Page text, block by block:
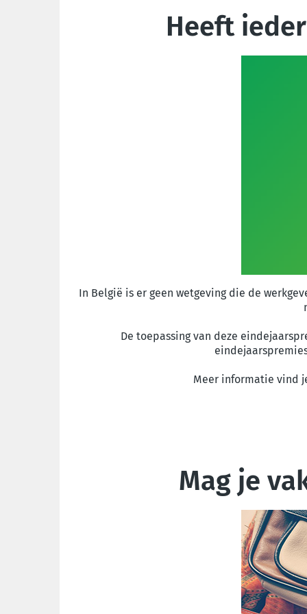
Heeft
In België is er geen wetgeving die de
De toepassing van deze
Meer informatie vind
Mag je